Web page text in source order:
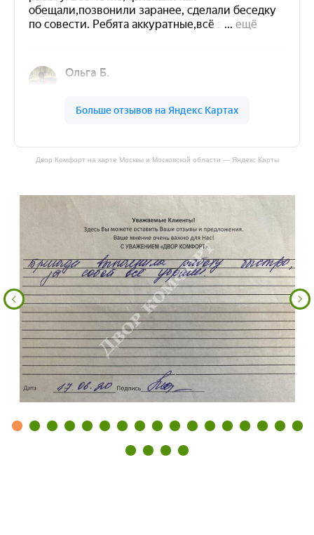
Двор Комфорт на карте Москвы и Московской области — Яндекс Карты